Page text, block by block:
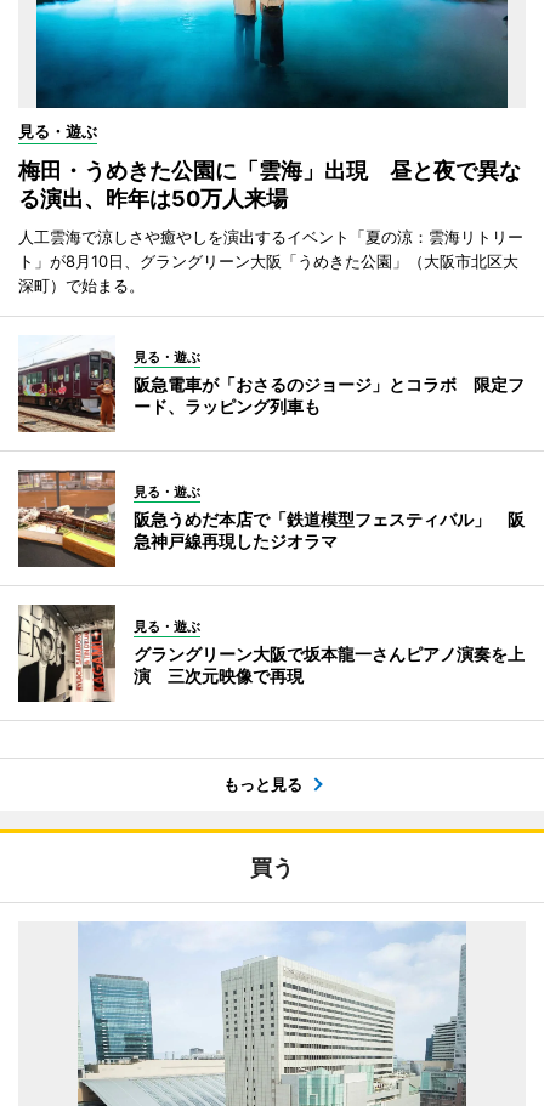
見る・遊ぶ
梅田・うめきた公園に「雲海」出現 昼と夜で異な
る演出、昨年は50万人来場
人工雲海で涼しさや癒やしを演出するイベント「夏の涼：雲海リトリー
ト」が8月10日、グラングリーン大阪「うめきた公園」（大阪市北区大
深町）で始まる。
見る・遊ぶ
阪急電車が「おさるのジョージ」とコラボ 限定フ
ード、ラッピング列車も
見る・遊ぶ
阪急うめだ本店で「鉄道模型フェスティバル」 阪
急神戸線再現したジオラマ
見る・遊ぶ
グラングリーン大阪で坂本龍一さんピアノ演奏を上
演 三次元映像で再現
もっと見る
買う